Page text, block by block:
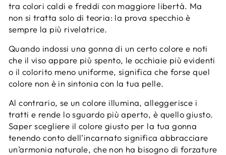
tra colori caldi e freddi con maggiore libertà. Ma
non si tratta solo di teoria: la prova specchio è
sempre la più rivelatrice.
Quando indossi una gonna di un certo colore e noti
che il viso appare più spento, le occhiaie più evidenti
o il colorito meno uniforme, significa che forse quel
colore non è in sintonia con la tua pelle.
Al contrario, se un colore illumina, alleggerisce i
tratti e rende lo sguardo più aperto, è quello giusto.
Saper scegliere il colore giusto per la tua gonna
tenendo conto dell’incarnato significa abbracciare
un’armonia naturale, che non ha bisogno di forzature